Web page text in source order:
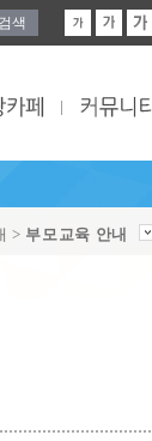
> 부모교육 안내